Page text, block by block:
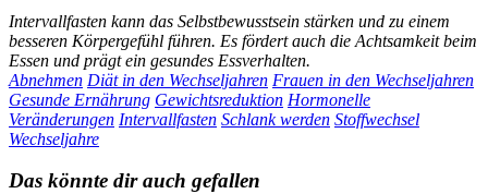
Intervallfasten kann das Selbstbewusstsein stärken und zu einem
besseren Körpergefühl führen. Es fördert auch die Achtsamkeit beim
Essen und prägt ein gesundes Essverhalten.
Abnehmen Diät in den Wechseljahren Frauen in den Wechseljahren
Gesunde Ernährung Gewichtsreduktion Hormonelle
Veränderungen Intervallfasten Schlank werden Stoffwechsel
Wechseljahre
Das könnte dir auch gefallen